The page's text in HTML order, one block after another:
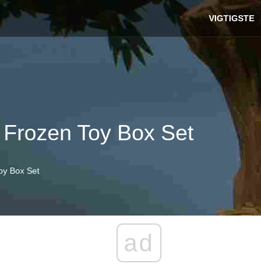
VIGTIGSTE
Toy Box Set
Box Set
ad